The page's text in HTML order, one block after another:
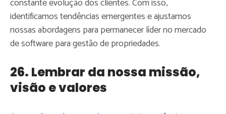
identificamos tendências emergentes e ajustamos
nossas abordagens para permanecer líder no mercado
de software para gestão de propriedades.
26. Lembrar da nossa missão,
visão e valores